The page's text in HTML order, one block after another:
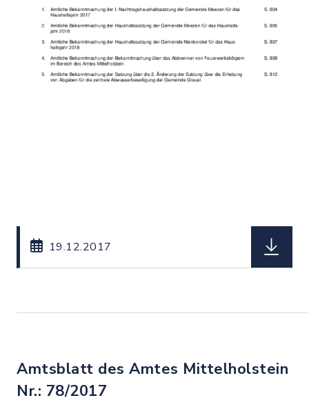
19.12.2017
Amtsblatt des Amtes Mittelholstein
Nr.: 78/2017